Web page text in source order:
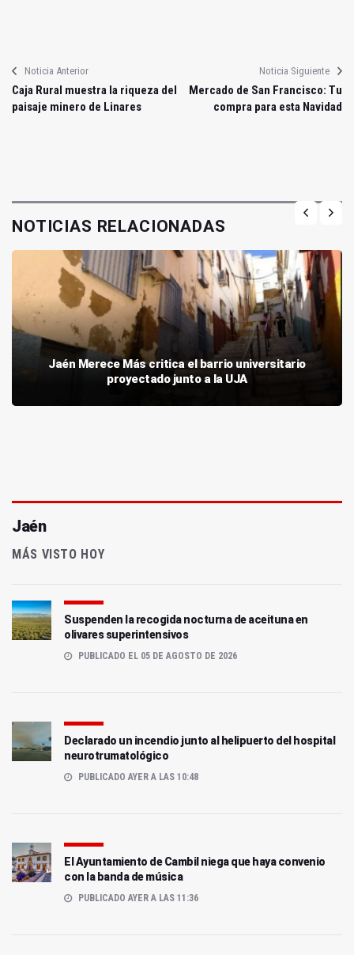
Noticia Anterior
Caja Rural muestra la riqueza del
paisaje minero de Linares
Noticia Siguiente
Mercado de San Francisco: Tu
compra para esta Navidad
NOTICIAS RELACIONADAS
Jaén Merece Más critica el barrio universitario
proyectado junto a la UJA
Jaén
MÁS VISTO HOY
Suspenden la recogida nocturna de aceituna en
olivares superintensivos
PUBLICADO EL 05 DE AGOSTO DE 2026
Declarado un incendio junto al helipuerto del hospital
neurotrumatológico
PUBLICADO AYER A LAS 10:48
El Ayuntamiento de Cambil niega que haya convenio
con la banda de música
PUBLICADO AYER A LAS 11:36